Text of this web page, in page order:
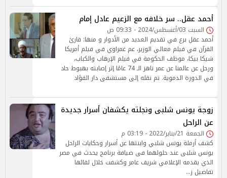
أحمد عقل.. سر خلافه مع الزعيم عادل إمام
السبت 03/أغسطس/2024 - 09:33 ص
أحمد عقل برع في تقديم العديد من الأدوار و منها: قارئ
القرآن في فيلم معالي الوزير، عم غمراوي في فيلم أمريكا
شيكا بيكا، موظف الحكومة في فيلم الإرهاب والكباب،
ورحل عن عالمنا عن عمر ناهز الـ 74 عامًا إثر إصابته بهبوط حاد
في الدورة الدموية. تم نقله إلى مستشفى دار الفؤاد
زوجة يونس شلبى ونجلته يكشفان أسرار جديدة
عن الراحل
الجمعة 21/يناير/2022 - 03:19 م
كشف أرملة يونس شلبي وابنتها عن أسرار وحكايات الراحل
يونس شلبى عند حلولهما فى ضيافة برنامج يحدث في مصر
الذي يقدمه الإعلامي شريف عامر وكشفت خلال لقائها
تفاصيل ز…